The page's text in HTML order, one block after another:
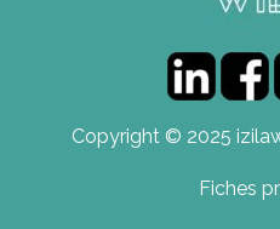
Copyright © 2025
Fiches